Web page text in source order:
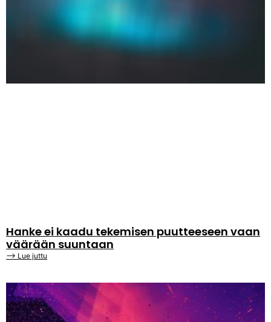
Hanke ei kaadu tekemisen puutteeseen vaan
väärään suuntaan
⟶ Lue juttu